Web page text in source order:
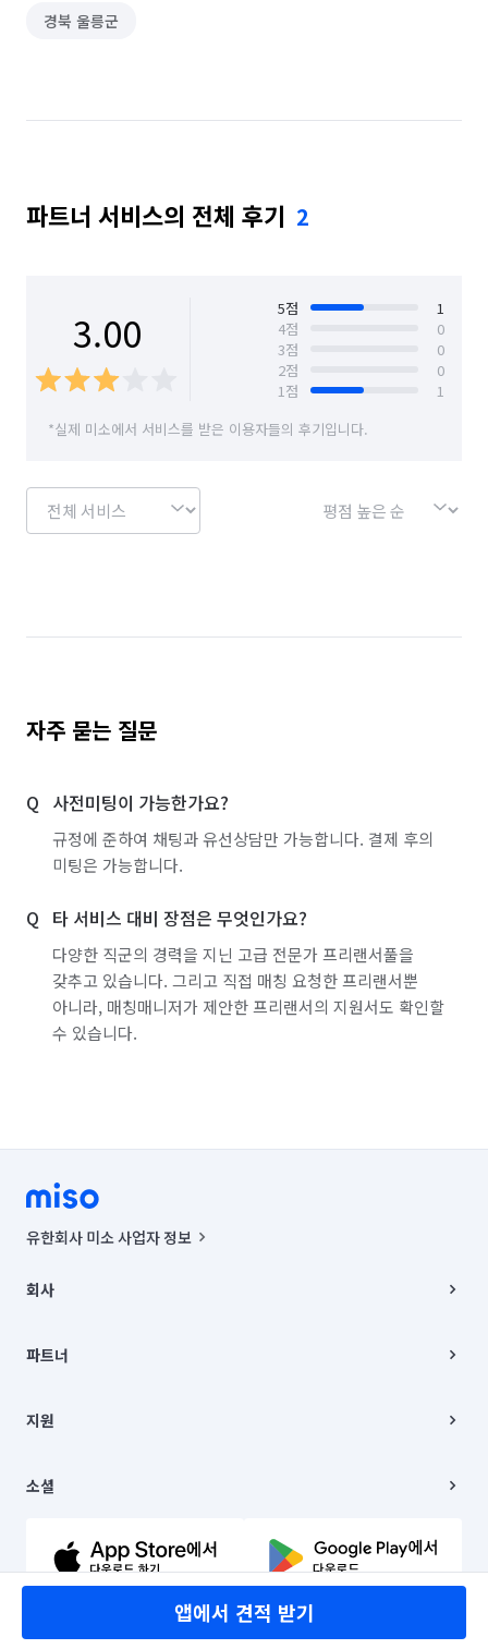
경북 울릉군
파트너 서비스의 전체 후기 2
3.00 5점
1
4점
0
3점
0
2점
0
1점
1
*실제 미소에서 서비스를 받은 이용자들의 후기입니다.
자주 묻는 질문
사전미팅이 가능한가요?
규정에 준하여 채팅과 유선상담만 가능합니다. 결제 후의
미팅은 가능합니다.
타 서비스 대비 장점은 무엇인가요?
다양한 직군의 경력을 지닌 고급 전문가 프리랜서풀을
갖추고 있습니다. 그리고 직접 매칭 요청한 프리랜서뿐
아니라, 매칭매니저가 제안한 프리랜서의 지원서도 확인할
수 있습니다.
앱에서 견적 받기
유한회사 미소 사업자 정보
00019 |
주소 | 본사: 서울특별시 종로구 율곡로 6(중학동, 트윈트리빌딩) B동 5층
컨택센터 : 서울특별시 종로구 수송동 율곡로 24, 7층, 8층 미소
상품, 상품정보, 거래에 관한 의무와 책임은 거래당사자에게 있습니다.
언론 보도 관련 문의:
© 유한회사 미소. Miso, Inc. All Rights Reserved.
회사
채용
파트너
이사
지원
이용약관
문의하기
소셜
유튜브